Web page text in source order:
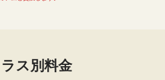
ス別料金